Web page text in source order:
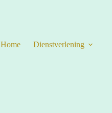
Home
Dienstverlening